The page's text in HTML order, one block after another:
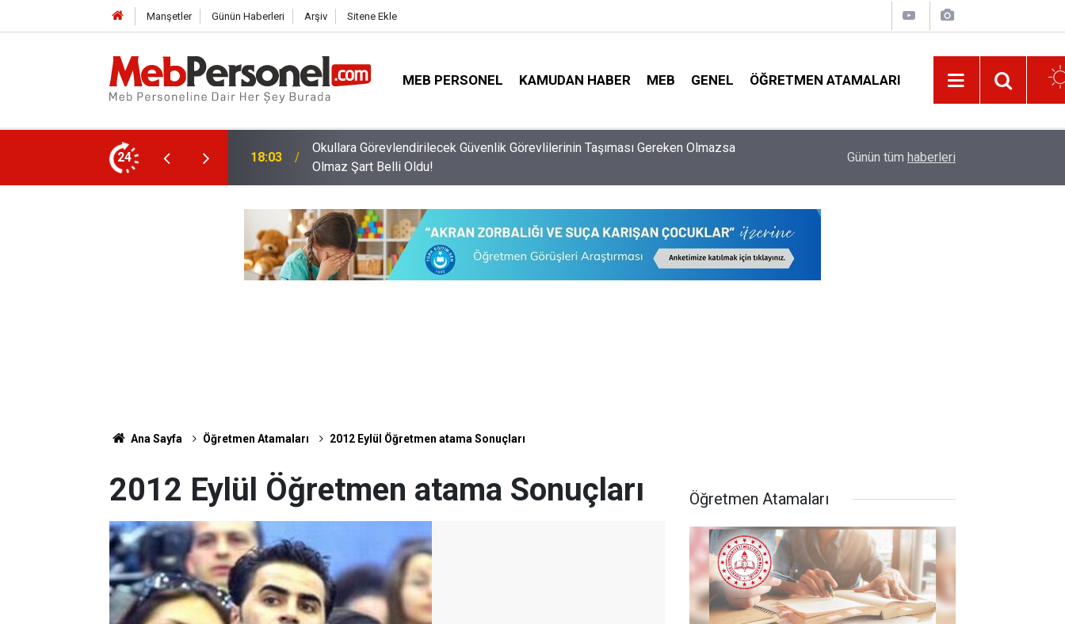
Manşetler Günün Haberleri Arşiv Sitene Ekle
MEB PERSONEL KAMUDAN HABER MEB GENEL ÖĞRETMEN ATAMALARI
24
Görevlilerinin Taşıması Gereken Olmazsa
17:35 Yöneticilikten Ayrılanlar İçin Müdür ve Müdür Yardımcısı Atama Takvimi Yönetici Atamalarında En Avantajlı
Günün tüm haberleri
Ana Sayfa Öğretmen Atamaları 2012 Eylül Öğretmen atama Sonuçları
2012 Eylül Öğretmen atama Sonuçları Öğretmen Atamaları